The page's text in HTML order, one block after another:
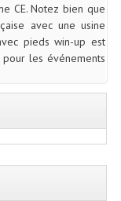
CE. Notez bien que
avec une usine
pieds win-up est
les événements